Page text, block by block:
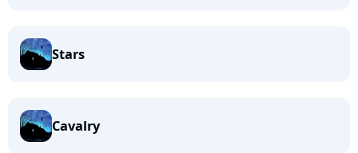
Stars
Cavalry